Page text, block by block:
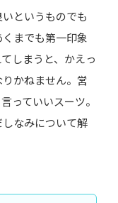
る
い
こう
というものでも
までも第一印象
しまうと、かえっ
かねません。営
っていいスーツ。
なみについて解